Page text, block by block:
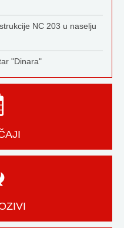
NC 203 u naselju
"Dinara"